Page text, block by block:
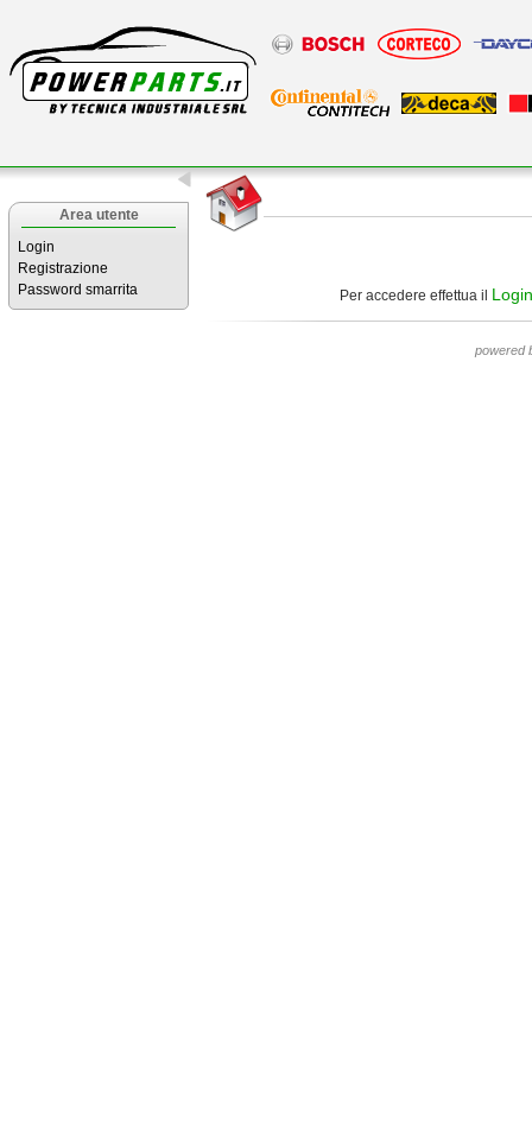
Area utente
Login
Registrazione
Password smarrita
Per accedere effettua il Login
powered